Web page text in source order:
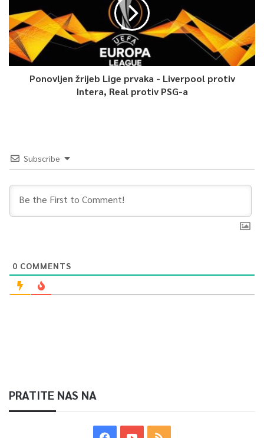
Ponovljen žrijeb Lige prvaka - Liverpool protiv
Intera, Real protiv PSG-a
Subscribe
0 COMMENTS
PRATITE NAS NA